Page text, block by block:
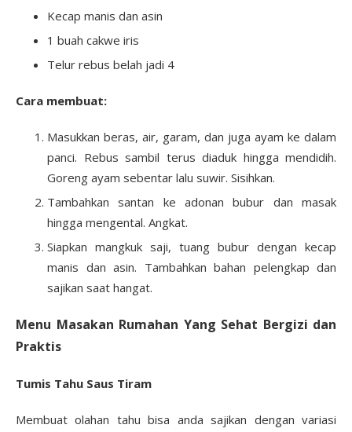
Kecap manis dan asin
1 buah cakwe iris
Telur rebus belah jadi 4
Cara membuat:
Masukkan beras, air, garam, dan juga ayam ke dalam
panci. Rebus sambil terus diaduk hingga mendidih.
Goreng ayam sebentar lalu suwir. Sisihkan.
Tambahkan santan ke adonan bubur dan masak
hingga mengental. Angkat.
Siapkan mangkuk saji, tuang bubur dengan kecap
manis dan asin. Tambahkan bahan pelengkap dan
sajikan saat hangat.
Menu Masakan Rumahan Yang Sehat Bergizi dan
Praktis
Tumis Tahu Saus Tiram
Membuat olahan tahu bisa anda sajikan dengan variasi